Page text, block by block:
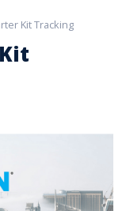
Kit Tracking